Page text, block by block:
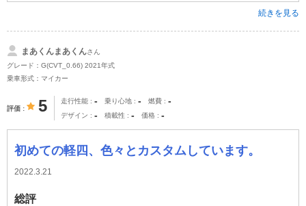
続きを見る
まあくんまあくんさん
グレード：G(CVT_0.66) 2021年式
乗車形式：マイカー
評価 5 走行性能 - 乗り心地 - 燃費 -
デザイン - 積載性 - 価格 -
初めての軽四、色々とカスタムしています。
2022.3.21
総評